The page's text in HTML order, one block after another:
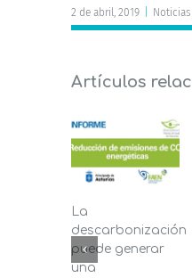
2 de abril, 2019 Noticias
Artículos
La
descarbonización
puede generar
una